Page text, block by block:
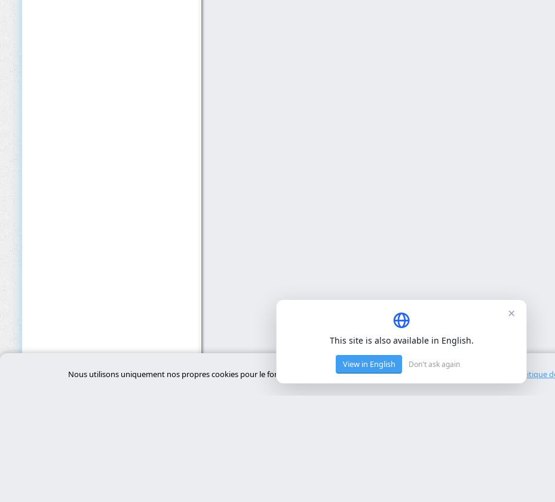
Nous utilisons uniquement nos propres cookies pour le fonctionnement de base du site. Nous n'utilisons pas de cookies tiers. Politique
×
This site is also available in English.
View in English Don't ask again